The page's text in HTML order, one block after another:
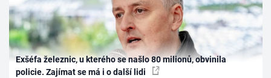
Exšéfa železnic, u kterého se našlo 80 milionů, obvinila
policie. Zajímat se má i o další lidi